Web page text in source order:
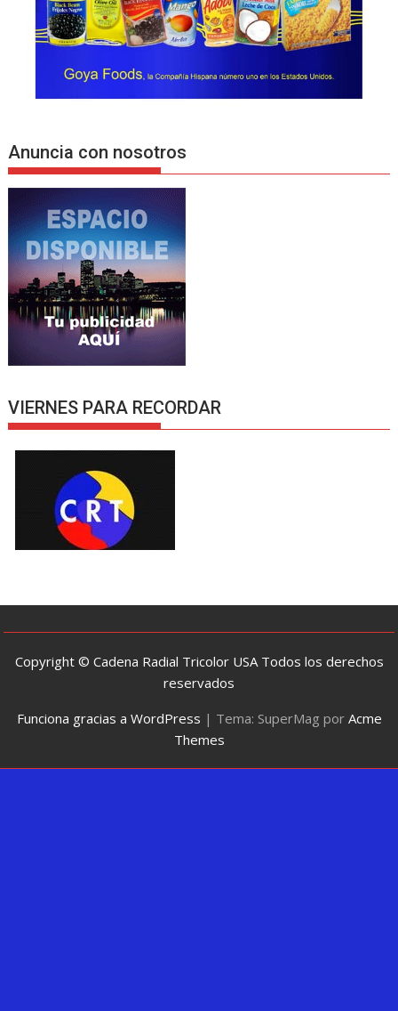
Anuncia con nosotros
VIERNES PARA RECORDAR
Copyright © Cadena Radial Tricolor USA Todos los derechos
reservados
Funciona gracias a WordPress | Tema: SuperMag por Acme
Themes